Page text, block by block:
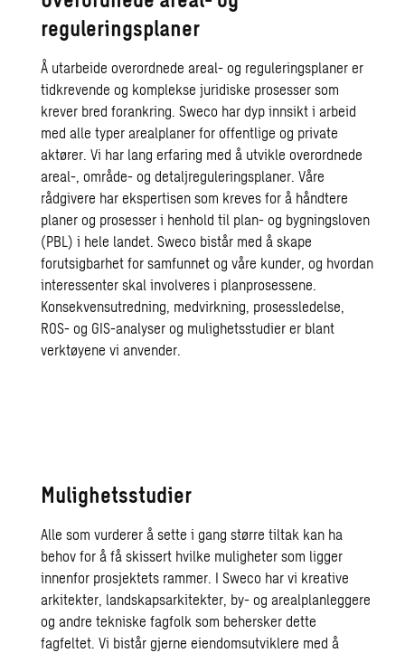
reguleringsplaner
Å utarbeide overordnede areal- og reguleringsplaner er
tidkrevende og komplekse juridiske prosesser som
krever bred forankring. Sweco har dyp innsikt i arbeid
med alle typer arealplaner for offentlige og private
aktører. Vi har lang erfaring med å utvikle overordnede
areal-, område- og detaljreguleringsplaner. Våre
rådgivere har ekspertisen som kreves for å håndtere
planer og prosesser i henhold til plan- og bygningsloven
(PBL) i hele landet. Sweco bistår med å skape
forutsigbarhet for samfunnet og våre kunder, og hvordan
interessenter skal involveres i planprosessene.
Konsekvensutredning, medvirkning, prosessledelse,
ROS- og GIS-analyser og mulighetsstudier er blant
verktøyene vi anvender.
Mulighetsstudier
Alle som vurderer å sette i gang større tiltak kan ha
behov for å få skissert hvilke muligheter som ligger
innenfor prosjektets rammer. I Sweco har vi kreative
arkitekter, landskapsarkitekter, by- og arealplanleggere
og andre tekniske fagfolk som behersker dette
fagfeltet. Vi bistår gjerne eiendomsutviklere med å